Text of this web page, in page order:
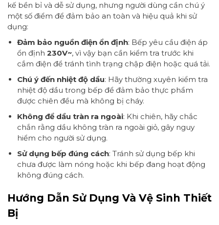
kế bền bỉ và dễ sử dụng, nhưng người dùng cần chú ý
một số điểm để đảm bảo an toàn và hiệu quả khi sử
dụng:
Đảm bảo nguồn điện ổn định: Bếp yêu cầu điện áp
ổn định 230V~, vì vậy bạn cần kiểm tra trước khi
cắm điện để tránh tình trạng chập điện hoặc quá tải.
Chú ý đến nhiệt độ dầu: Hãy thường xuyên kiểm tra
nhiệt độ dầu trong bếp để đảm bảo thực phẩm
được chiên đều mà không bị cháy.
Không để dầu tràn ra ngoài: Khi chiên, hãy chắc
chắn rằng dầu không tràn ra ngoài giỏ, gây nguy
hiểm cho người sử dụng.
Sử dụng bếp đúng cách: Tránh sử dụng bếp khi
chưa được làm nóng hoặc khi bếp đang hoạt động
không đúng cách.
Hướng Dẫn Sử Dụng Và Vệ Sinh Thiết
Bị